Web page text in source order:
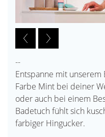
--
Entspanne mit unserem
Farbe Mint bei deiner
oder auch bei einem
Badetuch fühlt sich
farbiger Hingucker.